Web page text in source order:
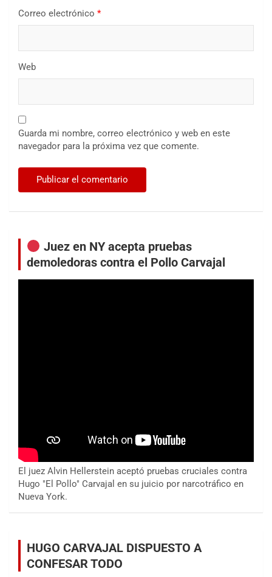
Correo electrónico *
Web
Guarda mi nombre, correo electrónico y web en este
navegador para la próxima vez que comente.
Juez en NY acepta pruebas
demoledoras contra el Pollo Carvajal
El juez Alvin Hellerstein aceptó pruebas cruciales contra
Hugo "El Pollo" Carvajal en su juicio por narcotráfico en
Nueva York.
HUGO CARVAJAL DISPUESTO A
CONFESAR TODO